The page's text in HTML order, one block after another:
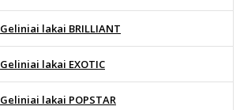
Geliniai lakai BRILLIANT
Geliniai lakai EXOTIC
Geliniai lakai POPSTAR